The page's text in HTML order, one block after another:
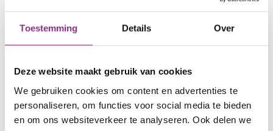
Toestemming Details Over
Deze website maakt gebruik van cookies
We gebruiken cookies om content en advertenties te
personaliseren, om functies voor social media te bieden
en om ons websiteverkeer te analyseren. Ook delen we
Overeenkomst: wanneer je je aanmeldt voor
een traject of actie die wij uitvoeren.
Met wie delen wij jouw
gegevens?
Wij delen jouw gegevens alleen met:
de provincie Utrecht en je gemeente (als